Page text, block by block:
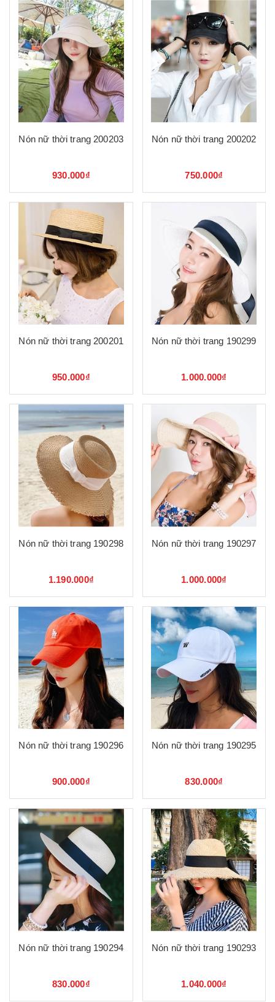
Nón nữ thời trang 200203
930.000₫
Nón nữ thời trang 200202
750.000₫
Nón nữ thời trang 200201
950.000₫
Nón nữ thời trang 190299
1.000.000₫
Nón nữ thời trang 190298
1.190.000₫
Nón nữ thời trang 190297
1.000.000₫
Nón nữ thời trang 190296
900.000₫
Nón nữ thời trang 190295
830.000₫
Nón nữ thời trang 190294
830.000₫
Nón nữ thời trang 190293
1.040.000₫